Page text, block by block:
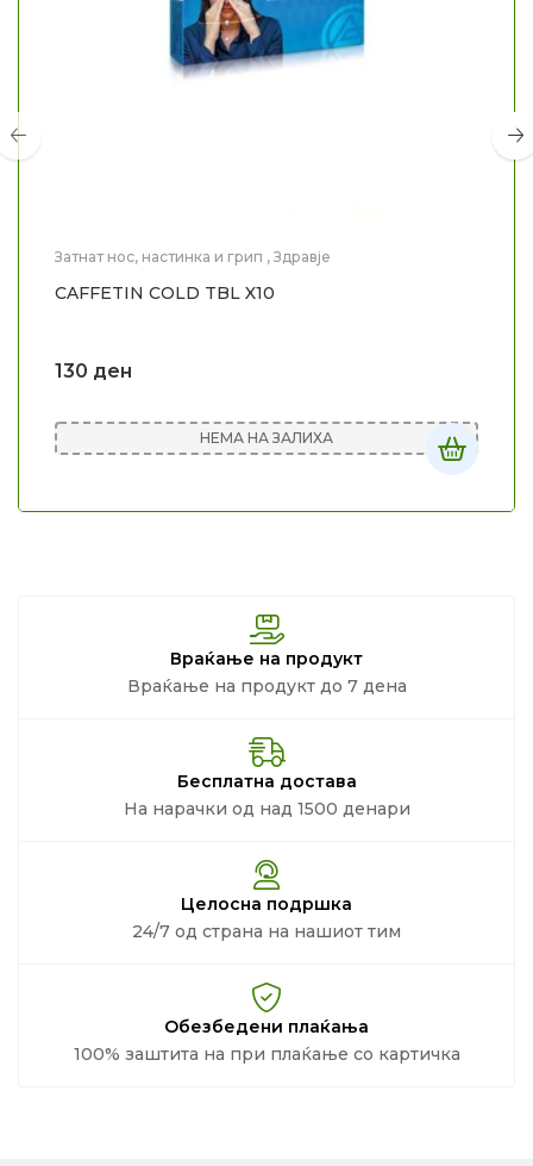
Затнат нос, настинка и грип , Здравје
CAFFETIN COLD TBL X10
130 ден
НЕМА НА ЗАЛИХА
Враќање на продукт
Враќање на продукт до 7 дена
Бесплатна достава
На нарачки од над 1500 денари
Целосна подршка
24/7 од страна на нашиот тим
Обезбедени плаќања
100% заштита на при плаќање со картичка